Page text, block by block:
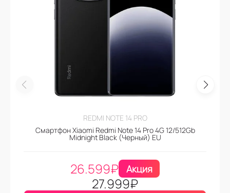
REDMI NOTE 14 PRO
Смартфон Xiaomi Redmi Note 14 Pro 4G 12/512Gb
Midnight Black (Черный) EU
26.599₽ Акция
27.999₽